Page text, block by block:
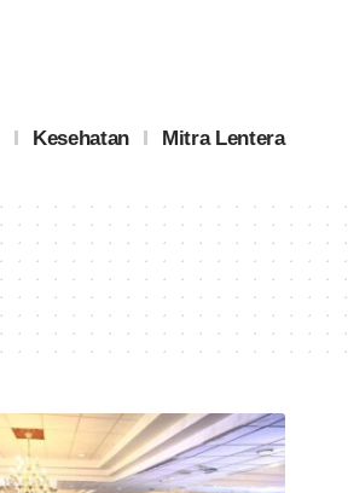
Kesehatan Mitra Lentera